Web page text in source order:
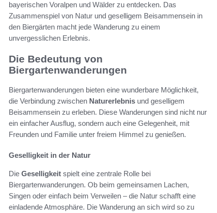
bayerischen Voralpen und Wälder zu entdecken. Das
Zusammenspiel von Natur und geselligem Beisammensein in
den Biergärten macht jede Wanderung zu einem
unvergesslichen Erlebnis.
Die Bedeutung von
Biergartenwanderungen
Biergartenwanderungen bieten eine wunderbare Möglichkeit,
die Verbindung zwischen Naturerlebnis und geselligem
Beisammensein zu erleben. Diese Wanderungen sind nicht nur
ein einfacher Ausflug, sondern auch eine Gelegenheit, mit
Freunden und Familie unter freiem Himmel zu genießen.
Geselligkeit in der Natur
Die Geselligkeit spielt eine zentrale Rolle bei
Biergartenwanderungen. Ob beim gemeinsamen Lachen,
Singen oder einfach beim Verweilen – die Natur schafft eine
einladende Atmosphäre. Die Wanderung an sich wird so zu